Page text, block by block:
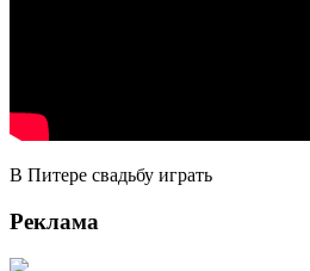
В Питере свадьбу играть
Реклама